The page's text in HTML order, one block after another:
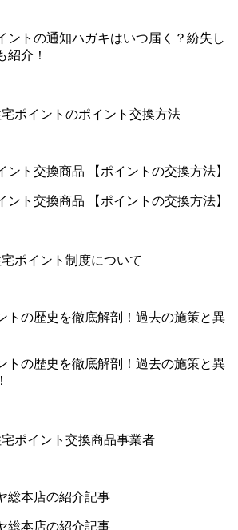
ントの通知ハガキはいつ届く？紛失し
紹介！
ポイントのポイント交換方法
ント交換商品 【ポイントの交換方法】
ント交換商品 【ポイントの交換方法】
ポイント制度について
トの歴史を徹底解剖！過去の施策と異
トの歴史を徹底解剖！過去の施策と異
ポイント交換商品事業者
総本店の紹介記事
総本店の紹介記事